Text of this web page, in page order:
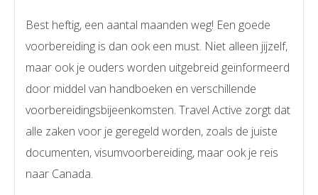
Best heftig, een aantal maanden weg! Een goede
voorbereiding is dan ook een must. Niet alleen jijzelf,
maar ook je ouders worden uitgebreid geïnformeerd
door middel van handboeken en verschillende
voorbereidingsbijeenkomsten. Travel Active zorgt dat
alle zaken voor je geregeld worden, zoals de juiste
documenten, visumvoorbereiding, maar ook je reis
naar Canada.